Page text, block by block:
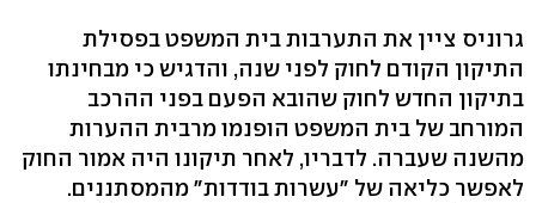
גרוניס ציין את התערבות בית המשפט בפסילת
התיקון הקודם לחוק לפני שנה, והדגיש כי מבחינתו
בתיקון החדש לחוק שהובא הפעם בפני ההרכב
המורחב של בית המשפט הופנמו מרבית ההערות
מהשנה שעברה. לדבריו, לאחר תיקונו היה אמור החוק
לאפשר כליאה של "עשרות בודדות" מהמסתננים.